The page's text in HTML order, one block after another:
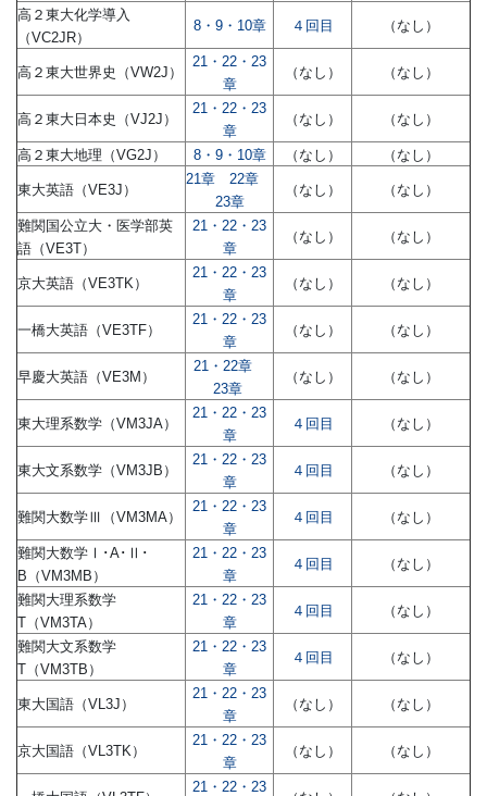
高２東大化学導入
（VC2JR）
8・9・10章 ４回目 （なし）
高２東大世界史（VW2J）
21・22・23
章
（なし） （なし）
高２東大日本史（VJ2J）
21・22・23
章
（なし） （なし）
高２東大地理（VG2J） 8・9・10章 （なし） （なし）
東大英語（VE3J）
21章
22章
23章
（なし） （なし）
難関国公立大・医学部英
語（VE3T）
21・22・23
章
（なし） （なし）
京大英語（VE3TK）
21・22・23
章
（なし） （なし）
一橋大英語（VE3TF）
21・22・23
章
（なし） （なし）
早慶大英語（VE3M）
21・22章
23章
（なし） （なし）
東大理系数学（VM3JA）
21・22・23
章
４回目 （なし）
東大文系数学（VM3JB）
21・22・23
章
４回目 （なし）
難関大数学Ⅲ（VM3MA）
21・22・23
章
４回目 （なし）
難関大数学Ⅰ･A･Ⅱ･
B（VM3MB）
21・22・23
章
４回目 （なし）
難関大理系数学
T（VM3TA）
21・22・23
章
４回目 （なし）
難関大文系数学
T（VM3TB）
21・22・23
章
４回目 （なし）
東大国語（VL3J）
21・22・23
章
（なし） （なし）
京大国語（VL3TK）
21・22・23
章
（なし） （なし）
21・22・23